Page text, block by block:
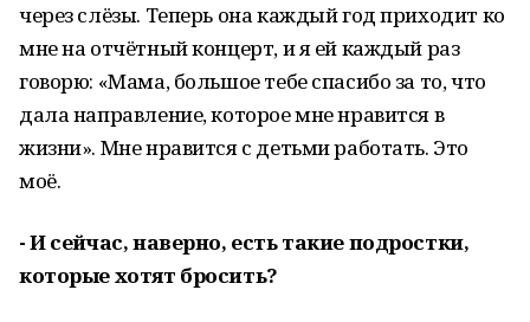
через слёзы. Теперь она каждый год приходит ко
мне на отчётный концерт, и я ей каждый раз
говорю: «Мама, большое тебе спасибо за то, что
дала направление, которое мне нравится в
жизни». Мне нравится с детьми работать. Это
моё.
- И сейчас, наверно, есть такие подростки,
которые хотят бросить?